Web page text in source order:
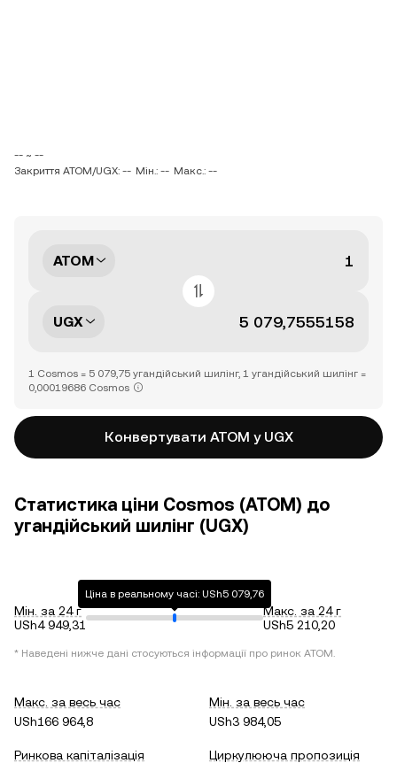
-- ~ --
Закриття ATOM/UGX: -- Мін.: -- Макс.: --
ATOM
UGX
1 Cosmos = 5 079,75 угандійський шилінг, 1 угандійський шилінг =
0,00019686 Cosmos
Конвертувати ATOM у UGX
Статистика ціни Cosmos (ATOM) до
угандійський шилінг (UGX)
Мін. за 24 г
USh4 949,31
Ціна в реальному часі: USh5 079,76
Макс. за 24 г
USh5 210,20
* Наведені нижче дані стосуються інформації про ринок ATOM.
Макс. за весь час
USh166 964,8
Мін. за весь час
USh3 984,05
Ринкова капіталізація
Циркулююча пропозиція